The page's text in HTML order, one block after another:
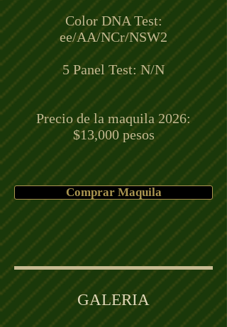
Color DNA Test:
ee/AA/NCr/NSW2
5 Panel Test: N/N
Precio de la maquila 2026:
$13,000 pesos
Comprar Maquila
GALERIA